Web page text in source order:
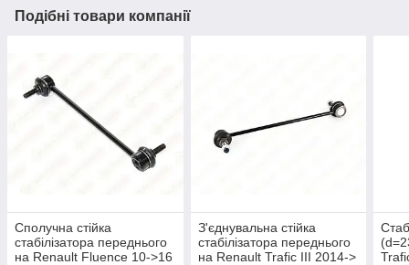
Подібні товари компанії
Сполучна стійка
стабілізатора переднього
на Renault Fluence 10->16
З'єднувальна стійка
стабілізатора переднього
на Renault Trafic III 2014->